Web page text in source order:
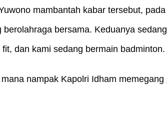
mambantah kabar tersebut,
bersama. Keduanya
dan kami sedang bermain
nampak Kapolri Idham